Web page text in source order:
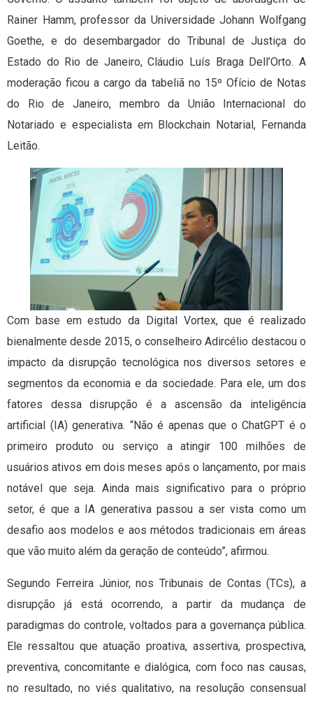
Rainer Hamm, professor da Universidade Johann Wolfgang
Goethe, e do desembargador do Tribunal de Justiça do
Estado do Rio de Janeiro, Cláudio Luís Braga Dell’Orto. A
moderação ficou a cargo da tabeliã no 15º Ofício de Notas
do Rio de Janeiro, membro da União Internacional do
Notariado e especialista em Blockchain Notarial, Fernanda
Leitão.
Com base em estudo da Digital Vortex, que é realizado
bienalmente desde 2015, o conselheiro Adircélio destacou o
impacto da disrupção tecnológica nos diversos setores e
segmentos da economia e da sociedade. Para ele, um dos
fatores dessa disrupção é a ascensão da inteligência
artificial (IA) generativa. “Não é apenas que o ChatGPT é o
primeiro produto ou serviço a atingir 100 milhões de
usuários ativos em dois meses após o lançamento, por mais
notável que seja. Ainda mais significativo para o próprio
setor, é que a IA generativa passou a ser vista como um
desafio aos modelos e aos métodos tradicionais em áreas
que vão muito além da geração de conteúdo”, afirmou.
Segundo Ferreira Júnior, nos Tribunais de Contas (TCs), a
disrupção já está ocorrendo, a partir da mudança de
paradigmas do controle, voltados para a governança pública.
Ele ressaltou que atuação proativa, assertiva, prospectiva,
preventiva, concomitante e dialógica, com foco nas causas,
no resultado, no viés qualitativo, na resolução consensual